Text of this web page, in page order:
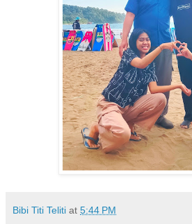
Bibi Titi Teliti at 5:44 PM